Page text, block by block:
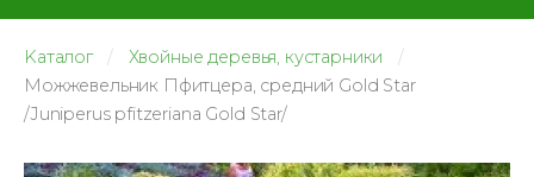
Kаталог
Хвойные деревья, кустарники
Можжевельник Пфитцера, средний Gold Star
/Juniperus pfitzeriana Gold Star/